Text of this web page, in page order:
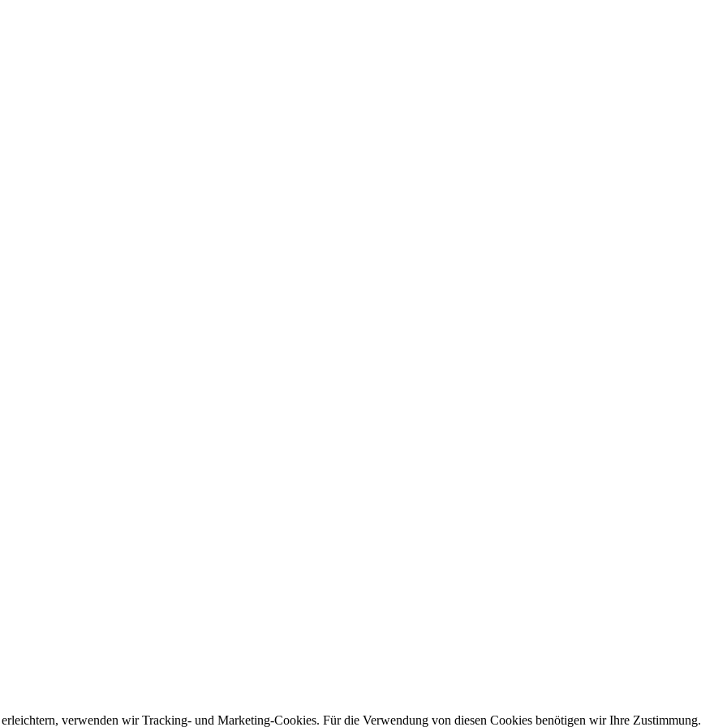
verwenden wir Tracking- und Marketing-Cookies. Für die Verwendung von diesen Cookies benötigen wir Ihre Zustimmung.